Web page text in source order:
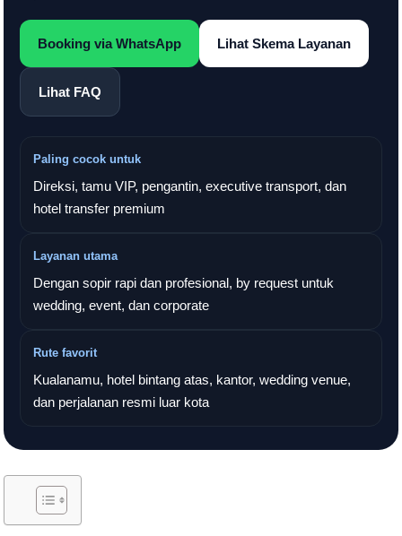
Booking via WhatsApp Lihat Skema Layanan
Lihat FAQ
Paling cocok untuk
Direksi, tamu VIP, pengantin, executive transport, dan
hotel transfer premium
Layanan utama
Dengan sopir rapi dan profesional, by request untuk
wedding, event, dan corporate
Rute favorit
Kualanamu, hotel bintang atas, kantor, wedding venue,
dan perjalanan resmi luar kota